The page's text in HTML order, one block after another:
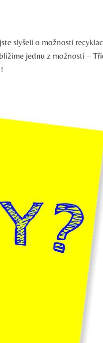
slyšeli o možnosti
jednu z možností –